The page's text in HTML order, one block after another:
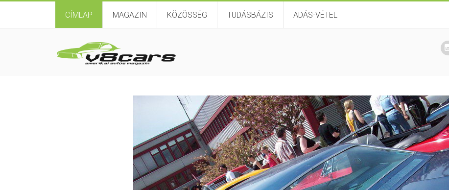
CÍMLAP MAGAZIN KÖZÖSSÉG TUDÁSBÁZIS ADÁS-VÉTEL